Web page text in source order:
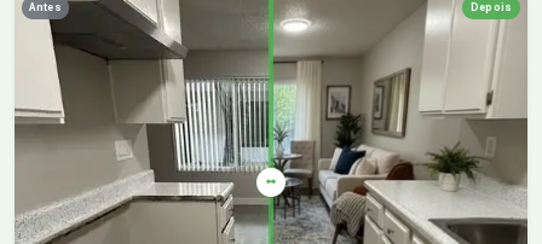
Antes Depois